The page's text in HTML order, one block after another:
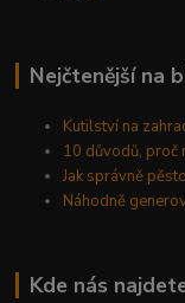
Nejčtenější na
Kutilství na
10 důvodů, proč
Jak správně
Náhodně
Kde nás